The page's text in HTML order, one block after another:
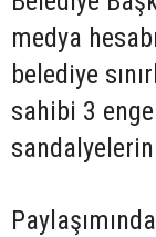
medya
belediye
sahibi 3